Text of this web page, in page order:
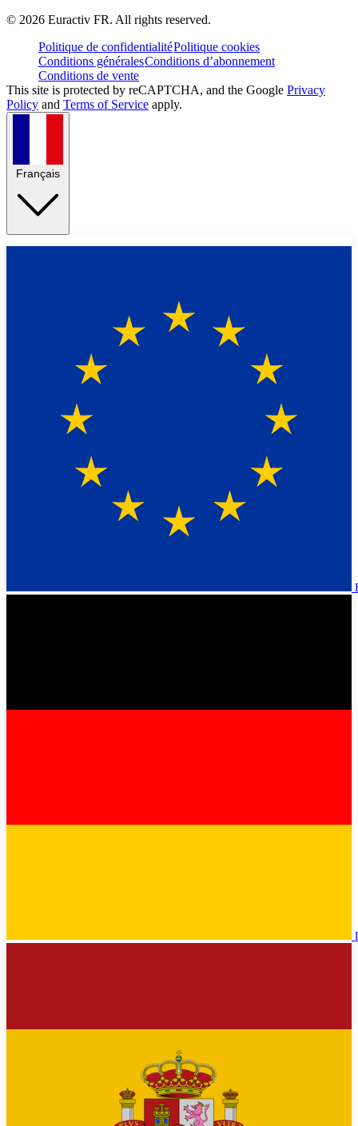
© 2026 Euractiv FR. All rights reserved.
Politique de confidentialitéPolitique cookies
Conditions généralesConditions d’abonnement
Conditions de vente
This site is protected by reCAPTCHA, and the Google Privacy
Policy and Terms of Service apply.
Français